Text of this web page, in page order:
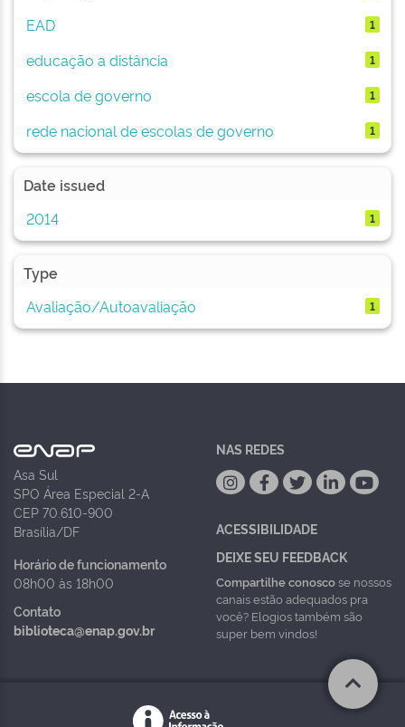
EAD 1
educação a distância 1
escola de governo 1
rede nacional de escolas de governo 1
Date issued
2014
1
Type
Avaliação/Autoavaliação
1
Asa Sul
SPO Área Especial 2-A
CEP 70.610-900
Brasília/DF
Horário de funcionamento
08h00 às 18h00
Contato
biblioteca@enap.gov.br
NAS REDES
ACESSIBILIDADE
DEIXE SEU FEEDBACK
Compartilhe conoscose nossos
canais estão adequados pra
você? Elogios também são
super bem vindos!